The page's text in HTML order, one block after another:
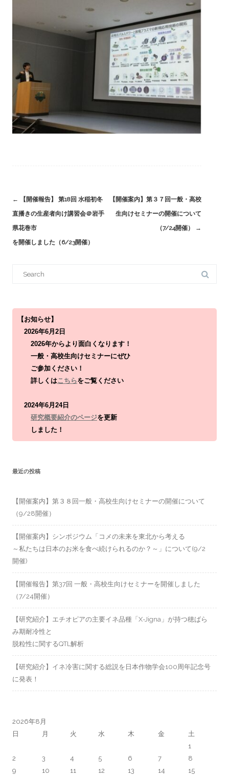
Post
navigation
←
【開催報告】 第18回 水稲初冬
直播きの生産者向け講習会＠岩手
県花巻市
を開催しました（6/23開催）
【開催案内】第３７回一般・高校
生向けセミナーの開催について
（7/24開催）
→
f
【お知らせ】
2026年6月2日
2026年からより面白くなります！
一般・高校生向けセミナーにぜひ
ご参加ください！
詳しくはこちらをご覧ください
2024年6月24日
研究概要紹介のページを更新
しました！
最近の投稿
【開催案内】第３８回一般・高校生向けセミナーの開催について
（9/28開催）
【開催案内】シンポジウム「コメの未来を東北から考える
～私たちは日本のお米を食べ続けられるのか？～」について(9/2
開催)
【開催報告】第37回 一般・高校生向けセミナーを開催しました
（7/24開催）
【研究紹介】エチオピアの主要イネ品種「X-Jigna」が持つ穂ばら
み期耐冷性と
脱粒性に関するQTL解析
【研究紹介】イネ冷害に関する総説を日本作物学会100周年記念号
に発表！
2026年8月
日
月 火 水 木 金
土
1
2
3 4 5 6 7
8
9
10 11 12 13 14
15